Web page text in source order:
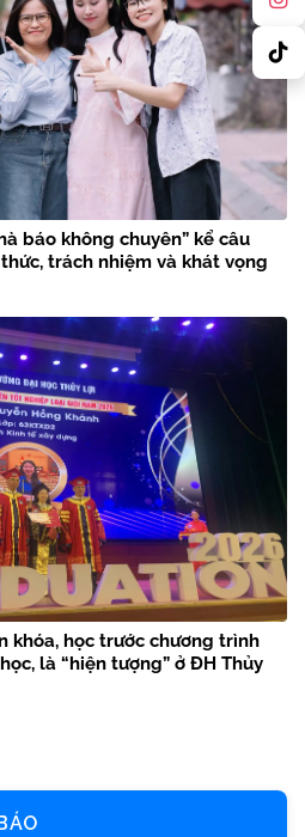
báo không chuyên” kể câu
trách nhiệm và khát vọng
khóa, học trước chương trình
là “hiện tượng” ở ĐH Thủy